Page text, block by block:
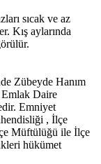
sıcak ve az
Kış aylarında
Zübeyde Hanım
Daire
Emniyet
, İlçe
Müftülüğü ile İlçe
hükümet